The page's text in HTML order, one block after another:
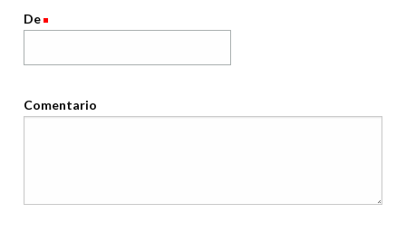
De
Comentario